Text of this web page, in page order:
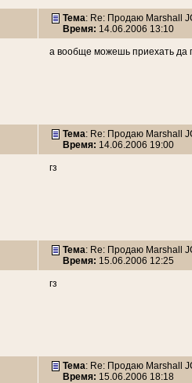
Тема: Re: Продаю Marshall
Время: 14.06.2006 13:10
а вообще можешь приехать да
Тема: Re: Продаю Marshall
Время: 14.06.2006 19:00
гз
Тема: Re: Продаю Marshall
Время: 15.06.2006 12:25
гз
Тема: Re: Продаю Marshall
Время: 15.06.2006 18:18